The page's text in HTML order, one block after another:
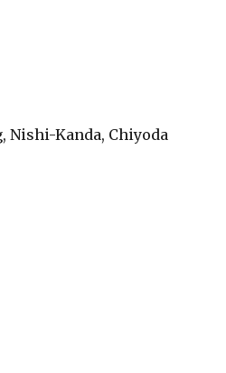
Nishi-Kanda, Chiyoda